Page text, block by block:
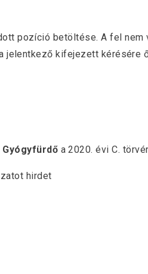
pozíció betöltése. A fel
jelentkező kifejezett kérésére
a 2020. évi C.
hirdet